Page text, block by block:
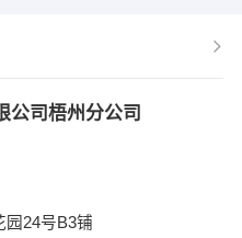
公司梧州分公司
园24号B3铺